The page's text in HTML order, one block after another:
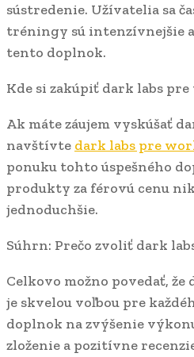
sústredenie. Užívatelia sa
tréningy sú intenzívnejšie
tento doplnok.
Kde si zakúpiť dark labs
Ak máte záujem vyskúšať
navštívte dark labs pre
ponuku tohto úspešného
produkty za férovú cenu
jednoduchšie.
Súhrn: Prečo zvoliť dark
Celkovo možno povedať,
je skvelou voľbou pre
doplnok na zvýšenie
zloženie a pozitívne